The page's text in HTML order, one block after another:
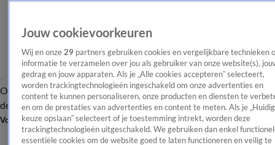
OverzichtAfleveringen Entertainment TV Algemeen
Tip
de redactieNieuwsbrief
Volg Shownieuws
Jouw cookievoorkeuren
Wij en onze 29 partners gebruiken cookies en vergelijkbare technieken
informatie te verzamelen over jou als gebruiker van onze website(s),
gedrag en jouw apparaten. Als je „Alle cookies accepteren” selecteert,
worden trackingtechnologieën ingeschakeld om onze advertenties en
content te kunnen personaliseren, onze producten en diensten te
en om de prestaties van advertenties en content te meten. Als je
keuze opslaan” selecteert of je toestemming intrekt, worden deze
trackingtechnologieën uitgeschakeld. We gebruiken dan enkel
essentiële cookies om de website goed te laten functioneren en veilig te